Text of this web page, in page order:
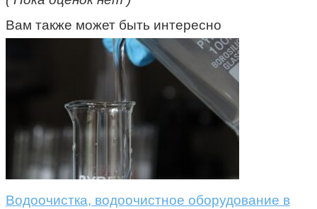
Вам также может быть интересно
Водоочистка, водоочистное оборудование в